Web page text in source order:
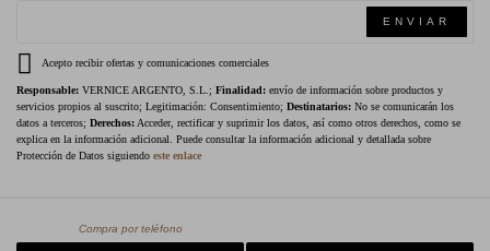
ENVIAR
Acepto recibir ofertas y comunicaciones comerciales
Responsable: VERNICE ARGENTO, S.L.; Finalidad: envío de información sobre productos y
servicios propios al suscrito; Legitimación: Consentimiento; Destinatarios: No se comunicarán los
datos a terceros; Derechos: Acceder, rectificar y suprimir los datos, así como otros derechos, como se
explica en la información adicional. Puede consultar la información adicional y detallada sobre
Protección de Datos siguiendo este enlace
Compra por teléfono